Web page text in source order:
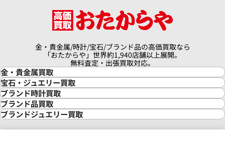
金・貴金属/時計/宝石/ブランド品の高価買取なら
「おたからや」世界約1,940店舗以上展開。
無料査定・出張買取対応。
金・貴金属買取
金買取
金の相場価格情報
金の参考買取価格一覧
インゴット買取
インゴットの相場価格情報
24金買取
宝石・ジュエリー買取
宝石・ジュエリー買取
ダイヤモンド買取
ダイヤモンド・宝石の参考価格一覧
リング・結婚指輪買取
エメラルド買取
ブランド時計買取
時計買取
ロレックス買取
ロレックス デイトナ買取
ロレックス サブマリーナー買取
ブランド品買取
ブランド買取
ブランドジュエリー買取